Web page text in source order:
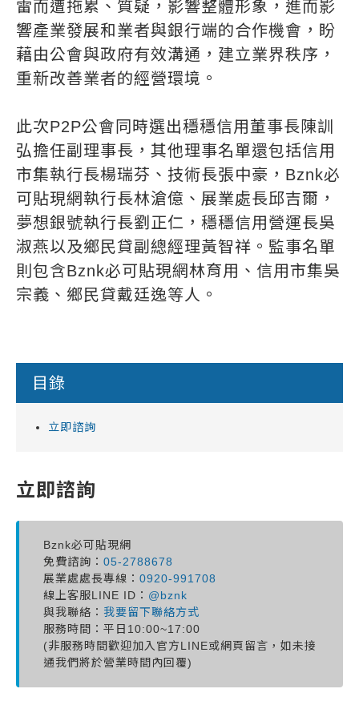
雷而遭拖累、質疑，影響整體形象，進而影
響產業發展和業者與銀行端的合作機會，盼
藉由公會與政府有效溝通，建立業界秩序，
重新改善業者的經營環境。
此次P2P公會同時選出穩穩信用董事長陳訓
弘擔任副理事長，其他理事名單還包括信用
市集執行長楊瑞芬、技術長張中豪，Bznk必
可貼現網執行長林滄億、展業處長邱吉爾，
夢想銀號執行長劉正仁，穩穩信用營運長吳
淑燕以及鄉民貸副總經理黃智祥。監事名單
則包含Bznk必可貼現網林育用、信用市集吳
宗義、鄉民貸戴廷逸等人。
目錄
立即諮詢
立即諮詢
Bznk必可貼現網
免費諮詢： 05-2788678
展業處處長專線： 0920-991708
線上客服LINE ID： @bznk
與我聯絡： 我要留下聯絡方式
服務時間：平日10:00~17:00
(非服務時間歡迎加入官方LINE或網頁留言，如未接
通我們將於營業時間內回覆)